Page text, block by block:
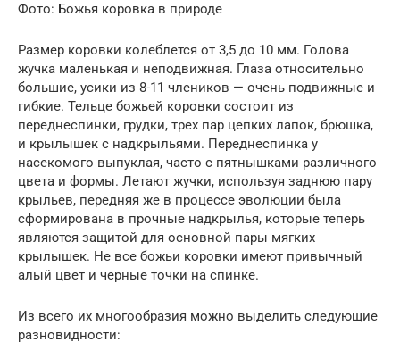
Фото: Божья коровка в природе
Размер коровки колеблется от 3,5 до 10 мм. Голова
жучка маленькая и неподвижная. Глаза относительно
большие, усики из 8-11 члеников — очень подвижные и
гибкие. Тельце божьей коровки состоит из
переднеспинки, грудки, трех пар цепких лапок, брюшка,
и крылышек с надкрыльями. Переднеспинка у
насекомого выпуклая, часто с пятнышками различного
цвета и формы. Летают жучки, используя заднюю пару
крыльев, передняя же в процессе эволюции была
сформирована в прочные надкрылья, которые теперь
являются защитой для основной пары мягких
крылышек. Не все божьи коровки имеют привычный
алый цвет и черные точки на спинке.
Из всего их многообразия можно выделить следующие
разновидности: